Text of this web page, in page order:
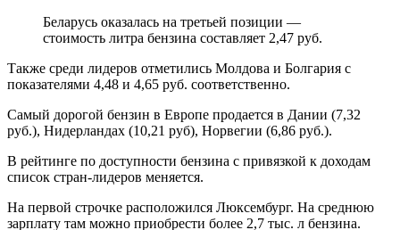
Беларусь оказалась на третьей позиции —
стоимость литра бензина составляет 2,47 руб.
Также среди лидеров отметились Молдова и Болгария с
показателями 4,48 и 4,65 руб. соответственно.
Самый дорогой бензин в Европе продается в Дании (7,32
руб.), Нидерландах (10,21 руб), Норвегии (6,86 руб.).
В рейтинге по доступности бензина с привязкой к доходам
список стран-лидеров меняется.
На первой строчке расположился Люксембург. На среднюю
зарплату там можно приобрести более 2,7 тыс. л бензина.